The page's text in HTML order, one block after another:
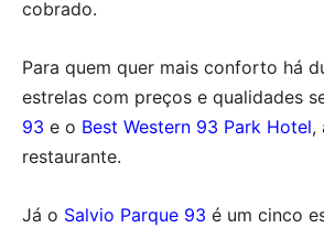
cobrado.
Para quem quer mais conforto há
estrelas com preços e qualidades
93 e o Best Western 93 Park Hotel,
restaurante.
Já o Salvio Parque 93 é um cinco